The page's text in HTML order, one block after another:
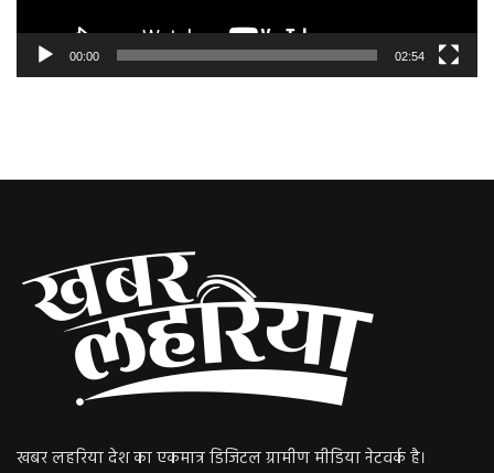
00:00 02:54
खबर लहरिया देश का एकमात्र डिजिटल ग्रामीण मीडिया नेटवर्क है।